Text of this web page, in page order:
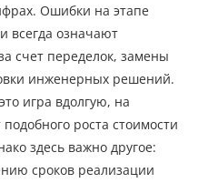
Ошибки на этапе
всегда означают
счет переделок, замены
инженерных решений.
игра вдолгую, на
роста стоимости
здесь важно другое:
сроков реализации